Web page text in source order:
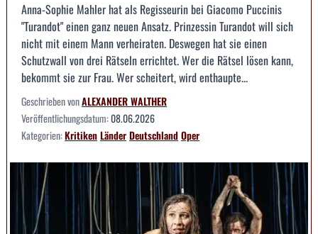
Anna-Sophie Mahler hat als Regisseurin bei Giacomo Puccinis
"Turandot" einen ganz neuen Ansatz. Prinzessin Turandot will sich
nicht mit einem Mann verheiraten. Deswegen hat sie einen
Schutzwall von drei Rätseln errichtet. Wer die Rätsel lösen kann,
bekommt sie zur Frau. Wer scheitert, wird enthaupte...
Geschrieben vonALEXANDER WALTHER
Veröffentlichungsdatum:08.06.2026
Kategorien:KritikenLänderDeutschlandOper